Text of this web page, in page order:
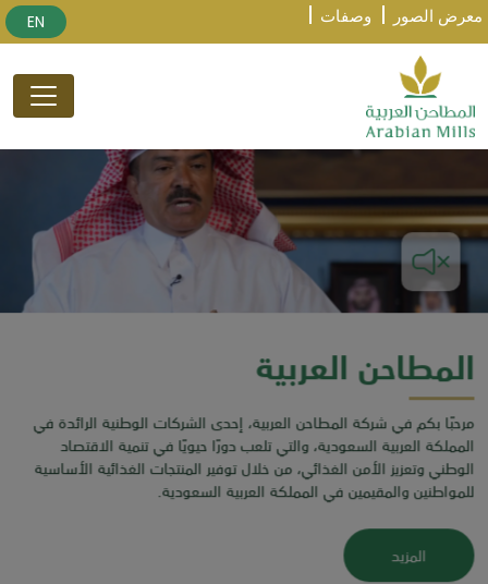
معرض الصور وصفات EN
المطاحن العربية
مرحبًا بكم في شركة المطاحن العربية، إحدى الشركات الوطنية الرائدة في
المملكة العربية السعودية، والتي تلعب دورًا حيويًا في تنمية الاقتصاد
الوطني وتعزيز الأمن الغذائي، من خلال توفير المنتجات الغذائية الأساسية
للمواطنين والمقيمين في المملكة العربية السعودية.
المزيد